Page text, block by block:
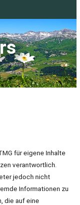
für eigene Inhalte
verantwortlich.
jedoch nicht
Informationen zu
die auf eine